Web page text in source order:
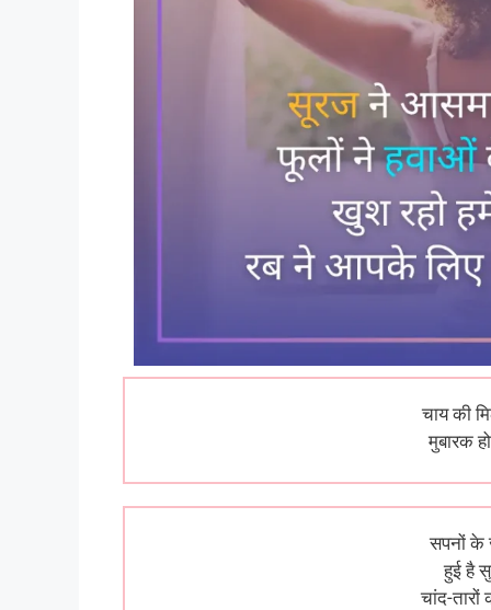
चाय की
मुबारक
सपनों
हुई है
चांद-